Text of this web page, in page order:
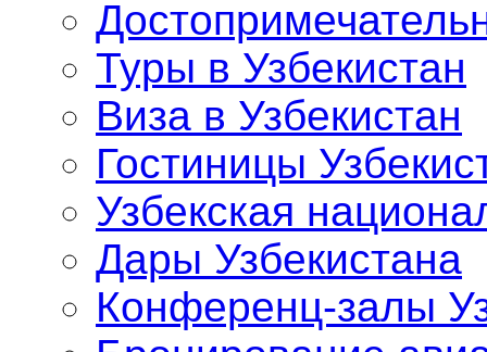
Туры в Узбекистан
Виза в Узбекистан
Гостиницы
Узбекская
Дары Узбекистана
Конференц-залы